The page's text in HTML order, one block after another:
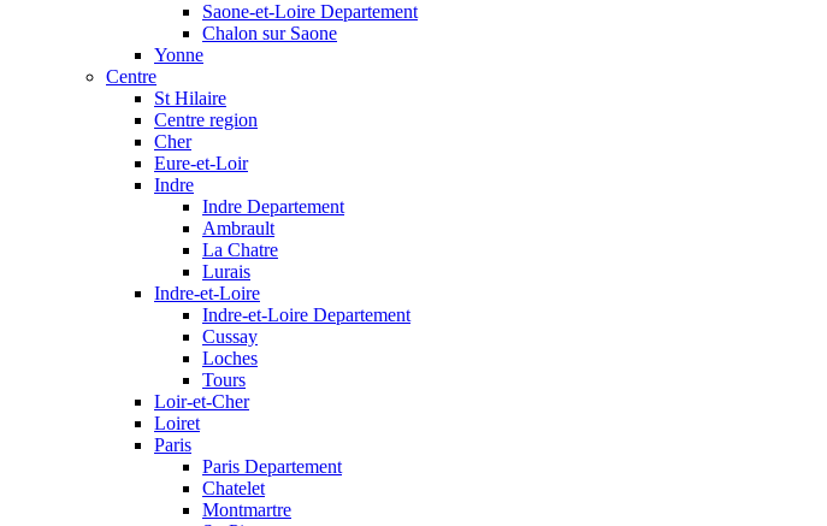
Saone-et-Loire Departement
Chalon sur Saone
Yonne
Centre
St Hilaire
Centre region
Cher
Eure-et-Loir
Indre
Indre Departement
Ambrault
La Chatre
Lurais
Indre-et-Loire
Indre-et-Loire Departement
Cussay
Loches
Tours
Loir-et-Cher
Loiret
Paris
Paris Departement
Chatelet
Montmartre